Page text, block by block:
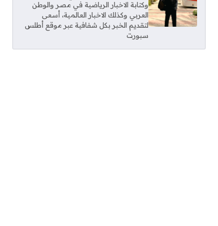
وكتابة الاخبار الرياضية في مصر والوطن
العربي وكذلك الاخبار العالمية، أسعى
لتقديم الخبر بكل شفافية عبر موقع أطلس
سبورت